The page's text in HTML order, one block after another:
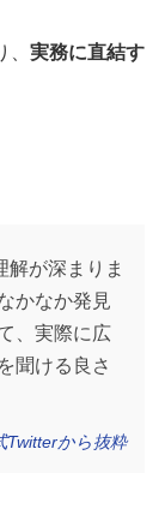
実務に直結す
解が深まりま
かなか発見
、実際に広
聞ける良さ
Twitterから抜粋